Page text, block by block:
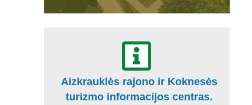
Aizkrauklės rajono ir Koknesės
turizmo informacijos centras.